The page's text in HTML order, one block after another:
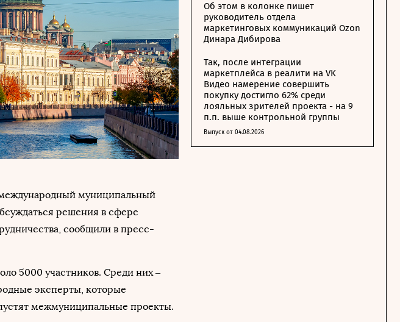
международный муниципальный
решения в сфере
сообщили в пресс-
5000 участников. Среди них –
эксперты, которые
межмуниципальные проекты.
Об этом в колонке пишет
руководитель отдела
маркетинговых коммуникаций Ozon
Динара Дибирова
Так, после интеграции
маркетплейса в реалити на VK
Видео намерение совершить
покупку достигло 62% среди
лояльных зрителей проекта - на 9
п.п. выше контрольной группы
Выпуск от 04.08.2026